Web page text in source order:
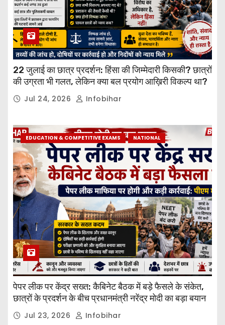
22 जुलाई का छात्र प्रदर्शन: हिंसा की जिम्मेदारी किसकी? छात्रों
की उग्रता भी गलत, लेकिन क्या बल प्रयोग आख़िरी विकल्प था?
Jul 24, 2026 Infobihar
EDUCATION & COMPETITIVE EXAMS NATIONAL
पेपर लीक पर केंद्र सख्त: कैबिनेट बैठक में बड़े फैसले के संकेत,
छात्रों के प्रदर्शन के बीच प्रधानमंत्री नरेंद्र मोदी का बड़ा बयान
Jul 23, 2026 Infobihar